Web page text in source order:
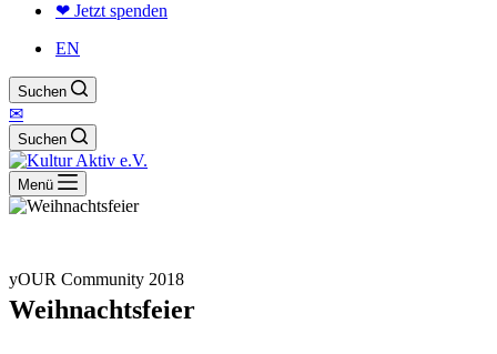
❤ Jetzt spenden
EN
Suchen
✉
Suchen
Menü
yOUR Community 2018
Weihnachtsfeier